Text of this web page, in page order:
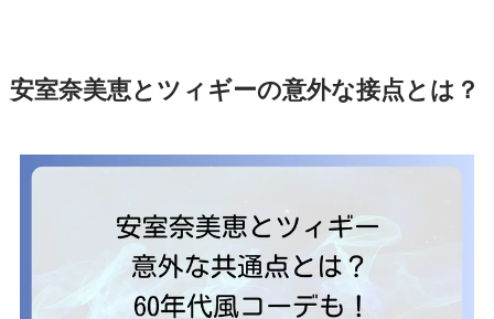
安室奈美恵とツィギーの意外な接点とは？